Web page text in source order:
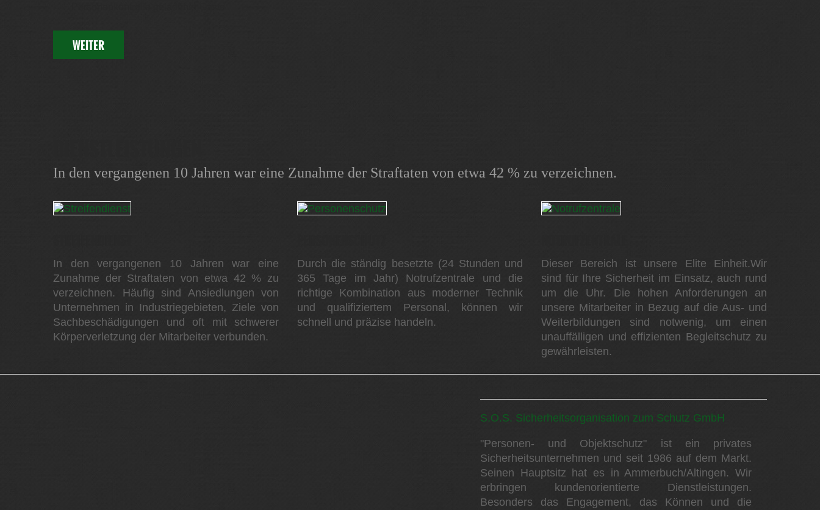
WEITER
In den vergangenen 10 Jahren war eine Zunahme der Straftaten von etwa 42 % zu verzeichnen.
In den vergangenen 10 Jahren war eine
Zunahme der Straftaten von etwa 42 % zu
verzeichnen. Häufig sind Ansiedlungen von
Unternehmen in Industriegebieten, Ziele von
Sachbeschädigungen und oft mit schwerer
Körperverletzung der Mitarbeiter verbunden.
Durch die ständig besetzte (24 Stunden und
365 Tage im Jahr) Notrufzentrale und die
richtige Kombination aus moderner Technik
und qualifiziertem Personal, können wir
schnell und präzise handeln.
Dieser Bereich ist unsere Elite Einheit.Wir
sind für Ihre Sicherheit im Einsatz, auch rund
um die Uhr. Die hohen Anforderungen an
unsere Mitarbeiter in Bezug auf die Aus- und
Weiterbildungen sind notwenig, um einen
unauffälligen und effizienten Begleitschutz zu
gewährleisten.
S.O.S. Sicherheitsorganisation zum Schutz GmbH
"Personen- und Objektschutz" ist ein privates
Sicherheitsunternehmen und seit 1986 auf dem Markt.
Seinen Hauptsitz hat es in Ammerbuch/Altingen. Wir
erbringen kundenorientierte Dienstleistungen.
Besonders das Engagement, das Können und die